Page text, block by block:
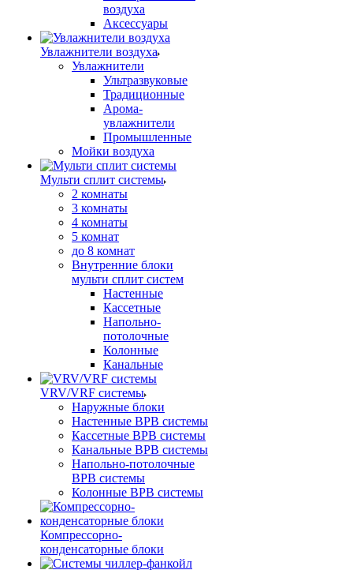
воздуха
Аксессуары
Увлажнители воздуха
Увлажнители
Ультразвуковые
Традиционные
Арома-
увлажнители
Промышленные
Мойки воздуха
Мульти сплит системы
2 комнаты
3 комнаты
4 комнаты
5 комнат
до 8 комнат
Внутренние блоки
мульти сплит систем
Настенные
Кассетные
Напольно-
потолочные
Колонные
Канальные
VRV/VRF системы
Наружные блоки
Настенные ВРВ системы
Кассетные ВРВ системы
Канальные ВРВ системы
Напольно-потолочные
ВРВ системы
Колонные ВРВ системы
Компрессорно-
конденсаторные блоки